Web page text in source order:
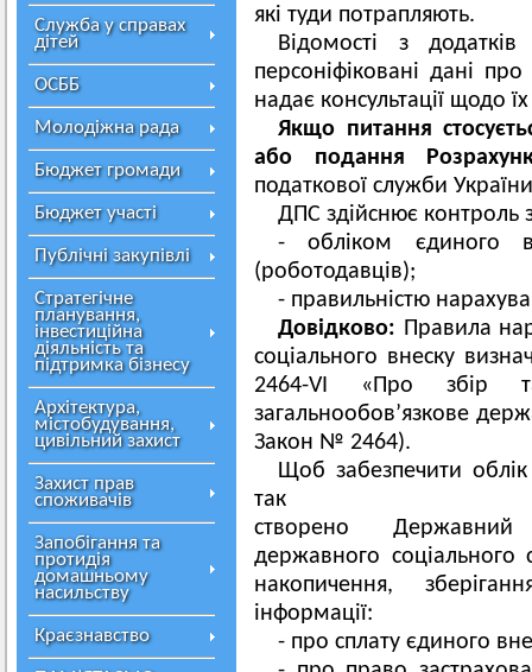
Служба у справах
дітей
ОСББ
Молодіжна рада
Бюджет громади
Бюджет участі
Публічні закупівлі
Стратегічне
планування,
інвестиційна
діяльність та
підтримка бізнесу
Архітектура,
містобудування,
цивільний захист
Захист прав
споживачів
Запобігання та
протидія
домашньому
насильству
Краєзнавство
які туди потрапляють.
Відомості з
персоніфіковані дані
надає консультації щодо
Якщо питання
або подання
податкової служби
ДПС здійснює контроль
- обліком єдиного
(роботодавців);
- правильністю
Довідково: Правила
соціального внеску
2464-VI «Про збір
загальнообов’язкове
Закон № 2464).
Щоб забезпечити облік
так і
створено Державний
державного соціального
накопичення,
інформації:
- про сплату єдиного